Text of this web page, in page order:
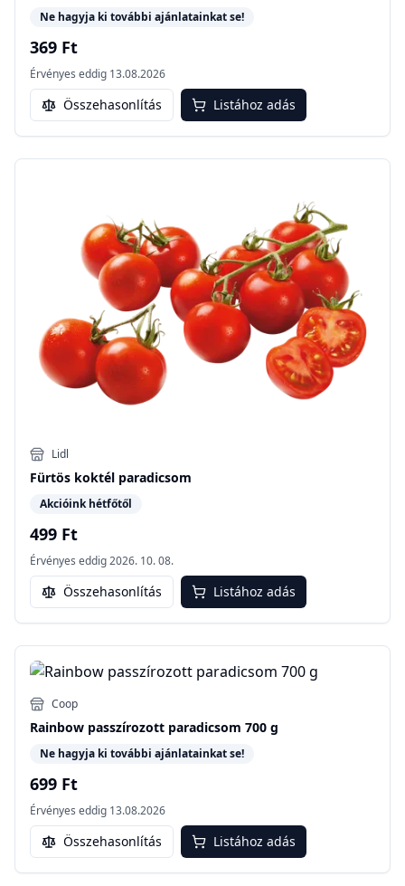
Ne hagyja ki további ajánlatainkat se!
369 Ft
Érvényes eddig 13.08.2026
Összehasonlítás Listához adás
Lidl
Fürtös koktél paradicsom
Akcióink hétfőtől
499 Ft
Érvényes eddig2026. 10. 08.
Összehasonlítás Listához adás
Coop
Rainbow passzírozott paradicsom 700 g
Ne hagyja ki további ajánlatainkat se!
699 Ft
Érvényes eddig 13.08.2026
Összehasonlítás Listához adás